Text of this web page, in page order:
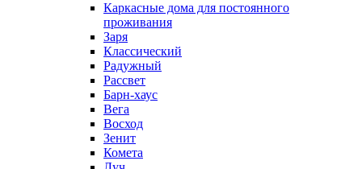
Каркасные дома для постоянного
проживания
Заря
Классический
Радужный
Рассвет
Барн-хаус
Вега
Восход
Зенит
Комета